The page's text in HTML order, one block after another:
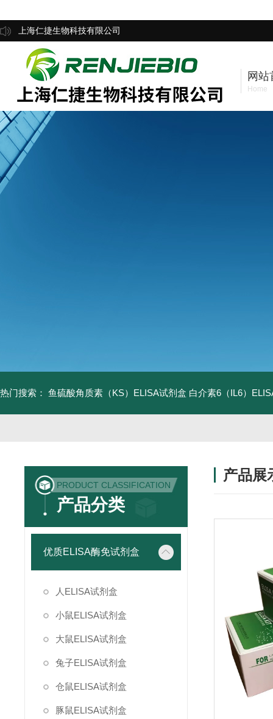
上海仁捷生物科技有限公司
网站
Home
热门搜索： 鱼硫酸角质素（KS）ELISA试剂盒 白介素6（IL6）
PRODUCT CLASSIFICATION
产品分类
优质ELISA酶免试剂盒
人ELISA试剂盒
小鼠ELISA试剂盒
大鼠ELISA试剂盒
兔子ELISA试剂盒
仓鼠ELISA试剂盒
豚鼠ELISA试剂盒
产品展